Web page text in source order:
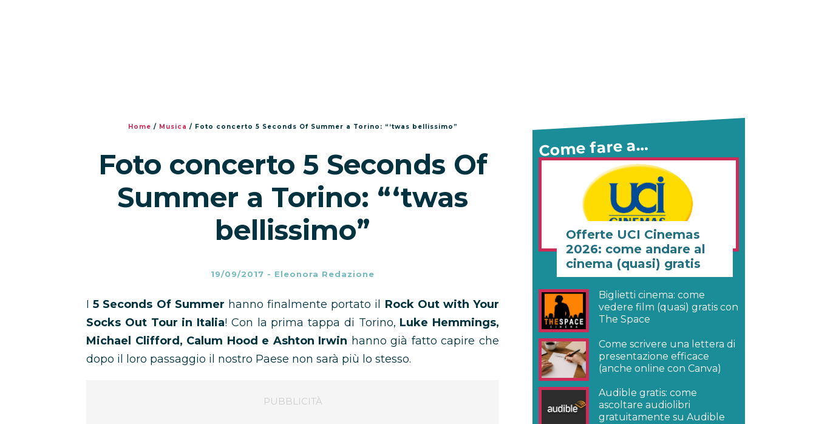
Home / Musica / Foto concerto 5 Seconds Of Summer a Torino: “‘twas bellissimo”
Foto concerto 5 Seconds Of
Summer a Torino: “‘twas
bellissimo”
19/09/2017 - Eleonora Redazione
I5 Seconds Of Summer hanno finalmente portato il Rock Out with Your
Socks Out Tour in Italia! Con la prima tappa di Torino, Luke Hemmings,
Michael Clifford, Calum Hood e Ashton Irwin hanno già fatto capire che
dopo il loro passaggio il nostro Paese non sarà più lo stesso.
Come fare a…
Offerte UCI Cinemas
2026: come andare al
cinema (quasi) gratis
Biglietti cinema: come
vedere film (quasi) gratis con
The Space
Come scrivere una lettera di
presentazione efficace
(anche online con Canva)
Audible gratis: come
ascoltare audiolibri
gratuitamente su Audible